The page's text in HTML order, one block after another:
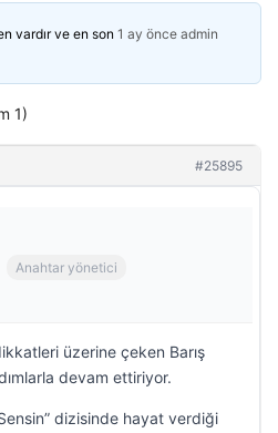
vardır ve en son 1 ay önce admin
1)
#25895
Anahtar yönetici
üzerine çeken Barış
devam ettiriyor.
dizisinde hayat verdiği